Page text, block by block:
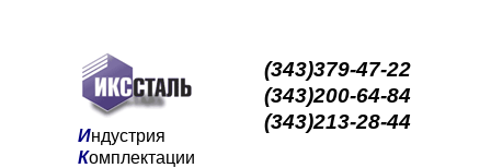
Индустрия
Комплектации
(343)379-47-22
(343)200-64-84
(343)213-28-44